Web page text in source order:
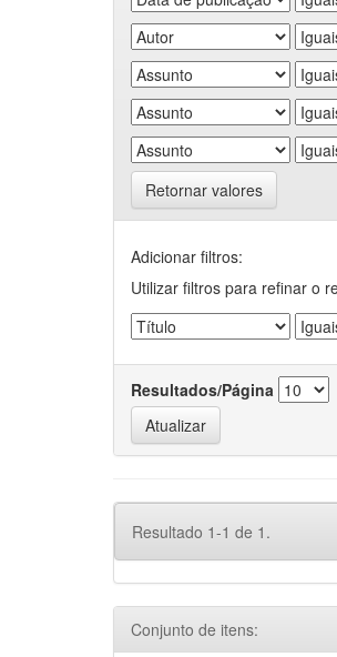
Retornar valores
Adicionar filtros:
Utilizar filtros para refinar o
Resultados/Página
Resultado 1-1 de 1.
Conjunto de itens: